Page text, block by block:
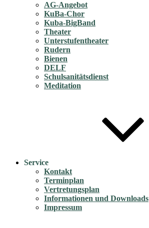
AG-Angebot
KuBa-Chor
Kuba-BigBand
Theater
Unterstufentheater
Rudern
Bienen
DELF
Schulsanitätsdienst
Meditation
Service
Kontakt
Terminplan
Vertretungsplan
Informationen und Downloads
Impressum